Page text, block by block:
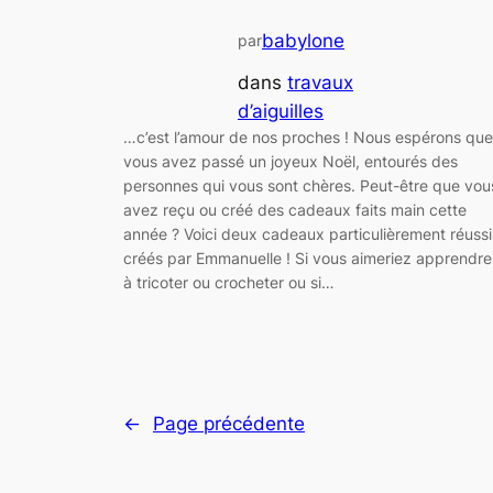
parbabylone
dans travaux
d’aiguilles
…c’est l’amour de nos proches ! Nous espérons que
vous avez passé un joyeux Noël, entourés des
personnes qui vous sont chères. Peut-être que
avez reçu ou créé des cadeaux faits main cette
année ? Voici deux cadeaux particulièrement
créés par Emmanuelle ! Si vous aimeriez apprendre
à tricoter ou crocheter ou si…
← Page précédente